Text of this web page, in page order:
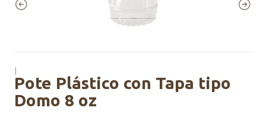
|
Pote Plástico con Tapa tipo
Domo 8 oz